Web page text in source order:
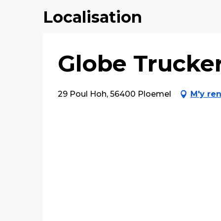
Localisation
Globe
29 Poul Hoh, 56400 Ploemel M'y